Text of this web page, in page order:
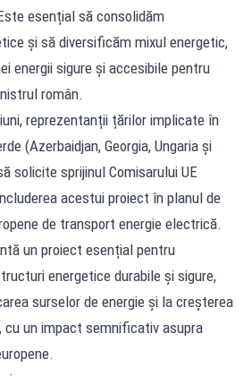
esențial să consolidăm
și să diversificăm mixul energetic,
energii sigure și accesibile pentru
român.
reprezentanții țărilor implicate în
(Azerbaidjan, Georgia, Ungaria și
solicite sprijinul Comisarului UE
acestui proiect în planul de
de transport energie electrică.
un proiect esențial pentru
energetice durabile și sigure,
surselor de energie și la creșterea
cu un impact semnificativ asupra